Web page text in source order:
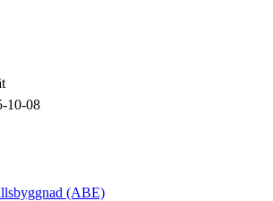
10-08
(ABE)